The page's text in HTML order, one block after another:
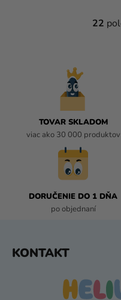
22
TOVAR SKLADOM
viac ako 30 000 produktov
DORUČENIE DO 1 DŇA
po objednaní
KONTAKT